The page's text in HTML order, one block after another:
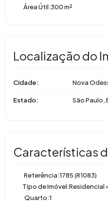
Área Útil:300 m²
Localização do
Cidade: Nova
Estado: São Paulo,
Características
Referência:1785(R1083)
Tipo de Imóvel:Residencial
Quarto:1